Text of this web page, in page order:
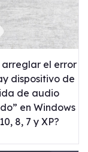
arreglar el error
dispositivo de
de audio
en Windows
8, 7 y XP?